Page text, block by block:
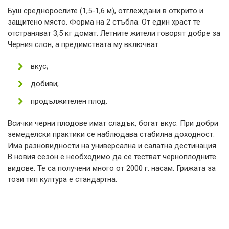
Буш среднорослите (1,5-1,6 м), отглеждани в открито и
защитено място. Форма на 2 стъбла. От един храст те
отстраняват 3,5 кг домат. Летните жители говорят добре за
Черния слон, а предимствата му включват:
вкус;
добиви;
продължителен плод.
Всички черни плодове имат сладък, богат вкус. При добри
земеделски практики се наблюдава стабилна доходност.
Има разновидности на универсална и салатна дестинация.
В новия сезон е необходимо да се тестват черноплодните
видове. Те са получени много от 2000 г. насам. Грижата за
този тип култура е стандартна.